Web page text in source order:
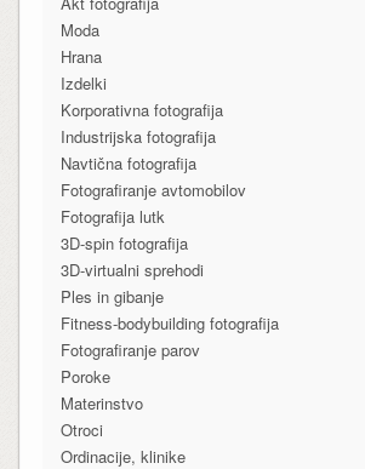
Moda
Hrana
Izdelki
Korporativna fotografija
Industrijska fotografija
Navtična fotografija
Fotografiranje avtomobilov
Fotografija lutk
3D-spin fotografija
3D-virtualni sprehodi
Ples in gibanje
Fitness-bodybuilding fotografija
Fotografiranje parov
Poroke
Materinstvo
Otroci
Ordinacije, klinike